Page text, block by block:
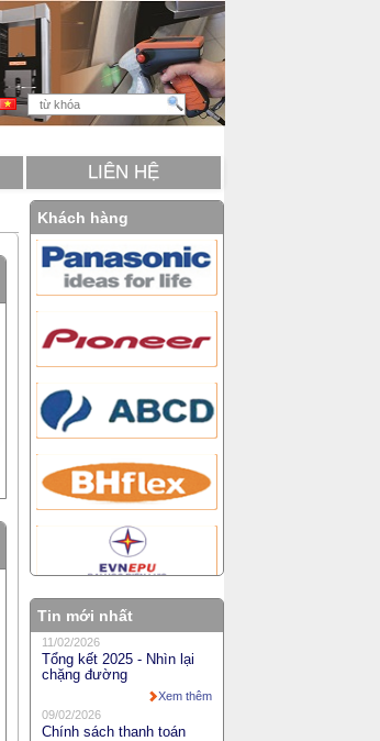
LIÊN HỆ
Khách hàng
Tin mới nhất
11/02/2026
Tổng kết 2025 - Nhìn lại
chặng đường
Xem thêm
09/02/2026
Chính sách thanh toán